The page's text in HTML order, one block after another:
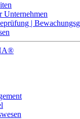
Unternehmen
|